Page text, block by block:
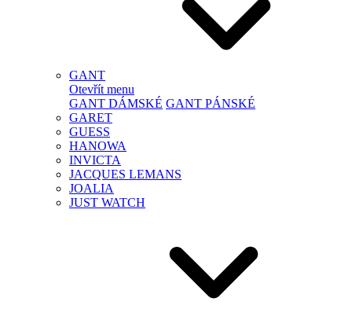
GANT
Otevřít menu
GANT DÁMSKÉ GANT PÁNSKÉ
GARET
GUESS
HANOWA
INVICTA
JACQUES LEMANS
JOALIA
JUST WATCH